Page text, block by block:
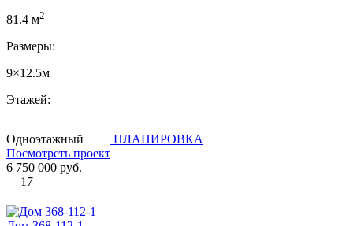
81.4 м2
Размеры:
9×12.5м
Этажей:
Одноэтажный
ПЛАНИРОВКА
Посмотреть проект
6 750 000 руб.
17